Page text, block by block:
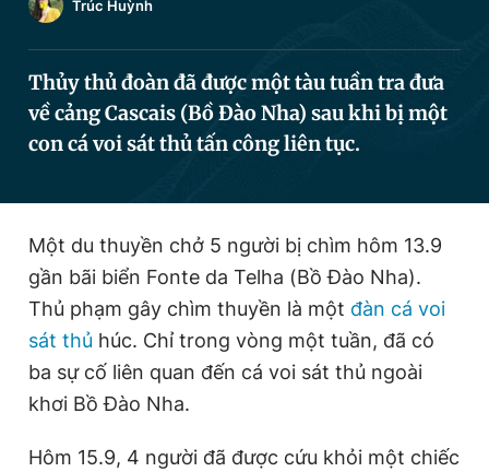
Đọc Thanh Niên trên điện thoại
Theo dõi báo trên
Hotline
Trúc Huỳnh
Thủy thủ đoàn đã được một tàu tuần tra đưa
về cảng Cascais (Bồ Đào Nha) sau khi bị một
con cá voi sát thủ tấn công liên tục.
Một du thuyền chở 5 người bị chìm hôm 13.9
gần bãi biển Fonte da Telha (Bồ Đào Nha).
Thủ phạm gây chìm thuyền là một đàn cá voi
sát thủ húc. Chỉ trong vòng một tuần, đã có
ba sự cố liên quan đến cá voi sát thủ ngoài
khơi Bồ Đào Nha.
Hôm 15.9, 4 người đã được cứu khỏi một chiếc